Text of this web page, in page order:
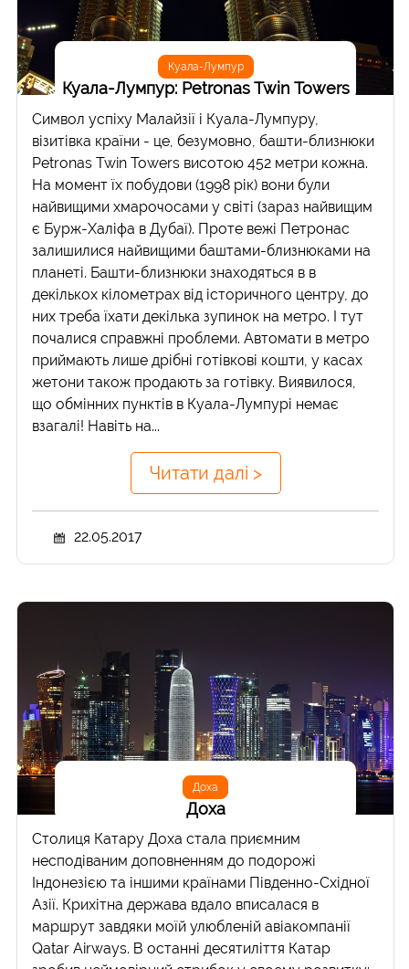
Куала-Лумпур
Куала-Лумпур: Petronas Twin Towers
Символ успіху Малайзії і Куала-Лумпуру,
візитівка країни - це, безумовно, башти-близнюки
Petronas Twin Towers висотою 452 метри кожна.
На момент їх побудови (1998 рік) вони були
найвищими хмарочосами у світі (зараз найвищим
є Бурж-Халіфа в Дубаї). Проте вежі Петронас
залишилися найвищими баштами-близнюками на
планеті. Башти-близнюки знаходяться в в
декількох кілометрах від історичного центру, до
них треба їхати декілька зупинок на метро. І тут
почалися справжні проблеми. Автомати в метро
приймають лише дрібні готівкові кошти, у касах
жетони також продають за готівку. Виявилося,
що обмінних пунктів в Куала-Лумпурі немає
взагалі! Навіть на...
Читати далі >
22.05.2017
Доха
Доха
Столиця Катару Доха стала приємним
несподіваним доповненням до подорожі
Індонезією та іншими країнами Південно-Східної
Азії. Крихітна держава вдало вписалася в
маршрут завдяки моїй улюбленій авіакомпанії
Qatar Airways. В останні десятиліття Катар